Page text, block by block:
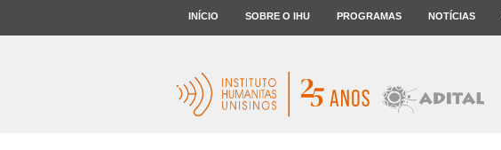
INÍCIO SOBRE O IHU PROGRAMAS NOTÍCIAS